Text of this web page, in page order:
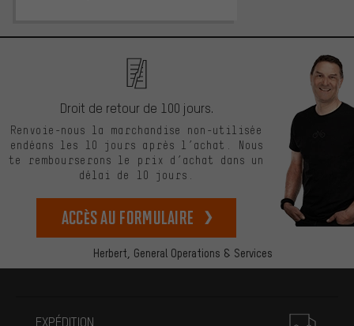
Herbert, General Operations & Services
Droit de retour de 100 jours.
Renvoie-nous la marchandise non-utilisée
endéans les 10 jours après l’achat. Nous
te rembourserons le prix d’achat dans un
délai de 10 jours.
Accès au formulaire
EXPÉDITION